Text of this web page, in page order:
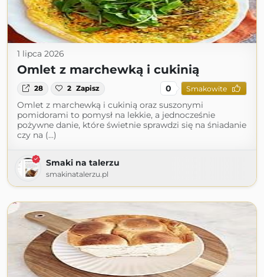
1 lipca 2026
Omlet z marchewką i cukinią
28 2 Zapisz 0 Smakowite
Omlet z marchewką i cukinią oraz suszonymi
pomidorami to pomysł na lekkie, a jednocześnie
pożywne danie, które świetnie sprawdzi się na śniadanie
czy na (...)
Smaki na talerzu
smakinatalerzu.pl